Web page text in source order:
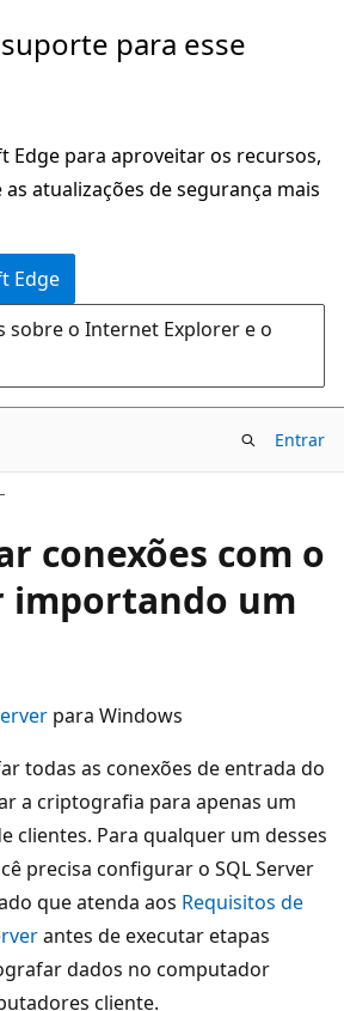
para esse
Edge para aproveitar os recursos,
atualizações de segurança mais
Edge
sobre o Internet Explorer e o
Entrar
conexões com o
importando um
para Windows
todas as conexões de entrada do
a criptografia para apenas um
clientes. Para qualquer um desses
precisa configurar o SQL Server
que atenda aos Requisitos de
antes de executar etapas
dados no computador
cliente.